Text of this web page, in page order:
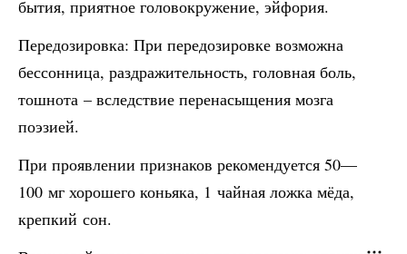
бытия, приятное головокружение, эйфория.
Передозировка: При передозировке возможна
бессонница, раздражительность, головная боль,
тошнота – вследствие перенасыщения мозга
поэзией.
При проявлении признаков рекомендуется 50—
100 мг хорошего коньяка, 1 чайная ложка мёда,
крепкий сон.